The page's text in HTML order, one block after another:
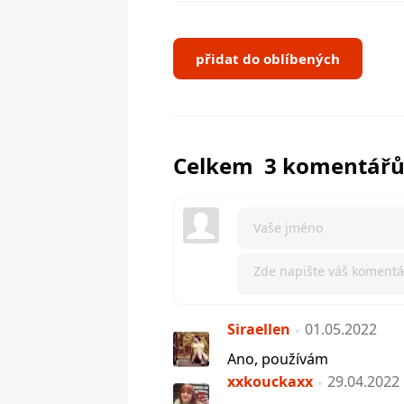
přidat do oblíbených
Celkem 3 komentářů
Siraellen
01.05.2022
Ano, používám
xxkouckaxx
29.04.2022